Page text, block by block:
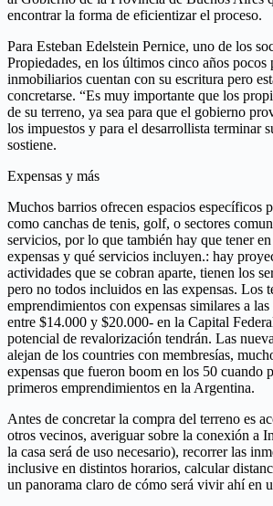
encontrar la forma de eficientizar el proceso.
Para Esteban Edelstein Pernice, uno de los
Propiedades, en los últimos cinco años pocos
inmobiliarios cuentan con su escritura pero
concretarse. “Es muy importante que los
de su terreno, ya sea para que el gobierno
los impuestos y para el desarrollista terminar
sostiene.
Expensas y más
Muchos barrios ofrecen espacios específicos
como canchas de tenis, golf, o sectores
servicios, por lo que también hay que tener
expensas y qué servicios incluyen.: hay
actividades que se cobran aparte, tienen los
pero no todos incluidos en las expensas. Los
emprendimientos con expensas similares a
entre $14.000 y $20.000- en la Capital
potencial de revalorización tendrán. Las
alejan de los countries con membresías,
expensas que fueron boom en los 50 cuando
primeros emprendimientos en la Argentina.
Antes de concretar la compra del terreno es
otros vecinos, averiguar sobre la conexión a
la casa será de uso necesario), recorrer las
inclusive en distintos horarios, calcular
un panorama claro de cómo será vivir ahí en